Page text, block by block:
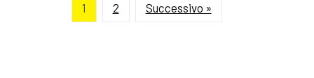
1 2 Successivo »